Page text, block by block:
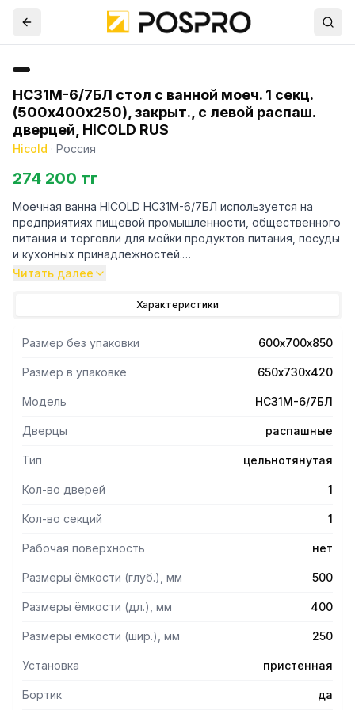
НСЗ1М-6/7БЛ стол с ванной моеч. 1 секц.
(500х400х250), закрыт., с левой распаш.
дверцей, HICOLD RUS
Hicold · Россия
274 200 тг
Моечная ванна HICOLD НСЗ1М-6/7БЛ используется на
предприятиях пищевой промышленности, общественного
питания и торговли для мойки продуктов питания, посуды
и кухонных принадлежностей.
-Каркас ванны, столешница выполнены из нержавеющей
- Столешница усилена ребрами жесткости.
Читать далее
Характеристики
Размер без упаковки 600х700х850
Размер в упаковке 650х730х420
Модель НСЗ1М-6/7БЛ
Дверцы распашные
Тип цельнотянутая
Кол-во дверей 1
Кол-во секций 1
Рабочая поверхность нет
Размеры ёмкости (глуб.), мм 500
Размеры ёмкости (дл.), мм 400
Размеры ёмкости (шир.), мм 250
Установка пристенная
Бортик да